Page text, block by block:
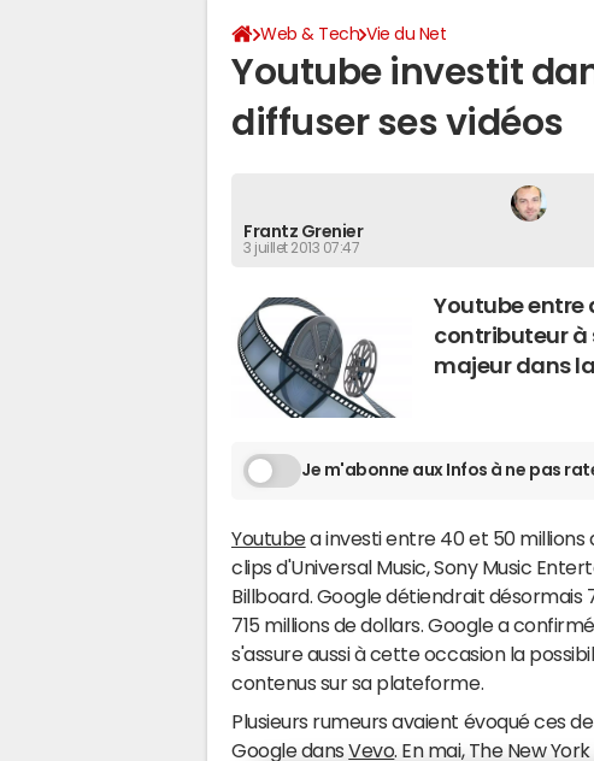
Web & Tech Vie du Net
Youtube investit
diffuser ses vidéos
Frantz Grenier
3 juillet 2013 07:47
Youtube
contributeur à
majeur dans
Je m'abonne aux Infos à ne pas
Youtubea investi entre 40 et 50 millions
clips d'Universal Music, Sony Music
Billboard. Google détiendrait désormais
715 millions de dollars. Google a
s'assure aussi à cette occasion la
contenus sur sa plateforme.
Plusieurs rumeurs avaient évoqué ces
Google dansVevo. En mai, The New